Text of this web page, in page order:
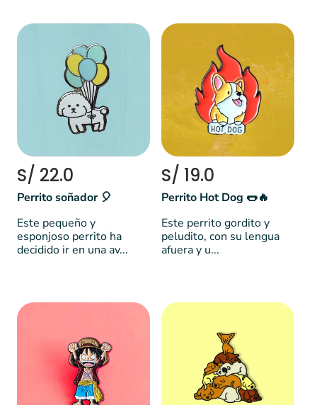
S/ 22.0
Perrito soñador 🎈
Este pequeño y
esponjoso perrito ha
decidido ir en una av...
S/ 19.0
Perrito Hot Dog 🌭🔥
Este perrito gordito y
peludito, con su lengua
afuera y u...